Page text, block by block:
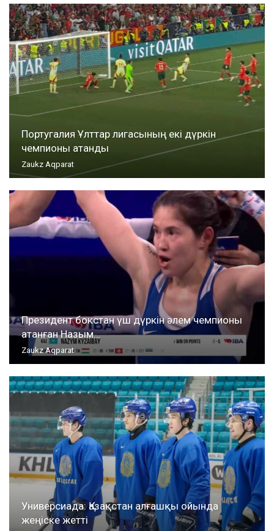
Португалия Ұлттар лигасының екі дүркін
чемпионы атанды
Zaukz Aqparat
Президент бокстан үш дүркін әлем чемпионы
атанған Назым…
Zaukz Aqparat
Универсиада: Қазақстан алғашқы ойында
жеңіске жетті